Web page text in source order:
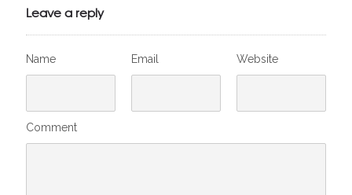
Leave a reply
Name Email Website
Comment